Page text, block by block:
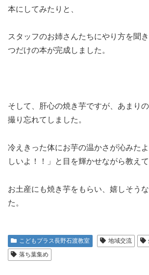
本にしてみたりと、
スタッフのお姉さんたちにやり方を聞
つだけの本が完成しました。
そして、肝心の焼き芋ですが、あまり
撮り忘れてしました。
冷えきった体にお芋の温かさが沁みた
しいよ！！」と目を輝かせながら教えて
お土産にも焼き芋をもらい、嬉しそう
た。
こどもプラス長野石渡教室 地域交流
落ち葉集め